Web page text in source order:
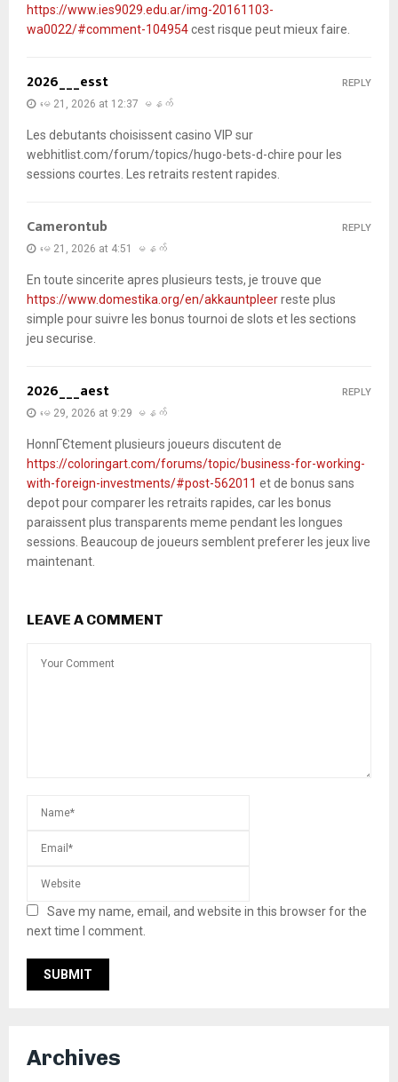
https://www.ies9029.edu.ar/img-20161103-
wa0022/#comment-104954cest risque peut mieux faire.
2026___esst
မေ 21, 2026 at 12:37 မနက်
Les debutants choisissent casino VIP sur
webhitlist.com/forum/topics/hugo-bets-d-chire pour les
sessions courtes. Les retraits restent rapides.
REPLY
Camerontub
မေ 21, 2026 at 4:51 မနက်
En toute sincerite apres plusieurs tests, je trouve que
https://www.domestika.org/en/akkauntpleerreste plus
simple pour suivre les bonus tournoi de slots et les sections
jeu securise.
REPLY
2026___aest
မေ 29, 2026 at 9:29 မနက်
HonnГЄtement plusieurs joueurs discutent de
https://coloringart.com/forums/topic/business-for-working-
with-foreign-investments/#post-562011 et de bonus sans
depot pour comparer les retraits rapides, car les bonus
paraissent plus transparents meme pendant les longues
sessions. Beaucoup de joueurs semblent preferer les jeux live
maintenant.
REPLY
LEAVE A COMMENT
Save my name, email, and website in this browser for the
next time I comment.
Archives